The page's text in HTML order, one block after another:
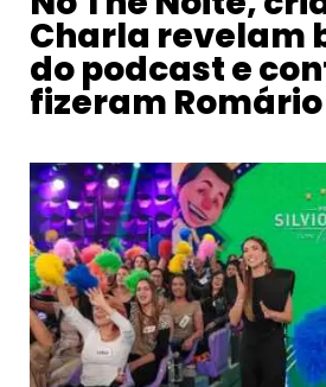
Charla revelam
do podcast e
fizeram